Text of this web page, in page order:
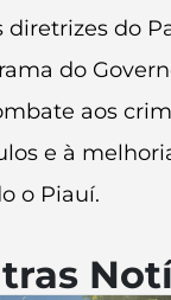
diretrizes do
do
aos
e à
o Piauí.